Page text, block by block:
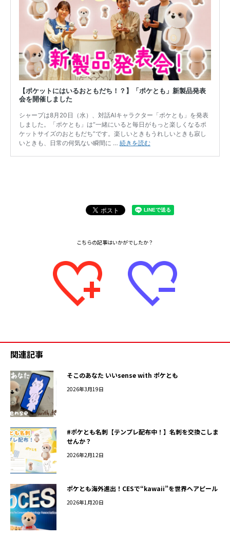
関連記事
そこのあなた いいsense with ポケとも
2026年3月19日
#ポケとも名刺【テンプレ配布中！】名刺を交換こしま
せんか？
2026年2月12日
ポケとも海外進出！CESで“kawaii”を世界へアピール
2026年1月20日